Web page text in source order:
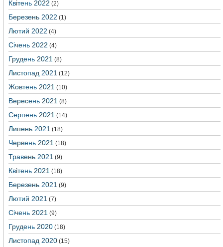
Квітень 2022 (2)
Березень 2022 (1)
Лютий 2022 (4)
Січень 2022 (4)
Грудень 2021 (8)
Листопад 2021 (12)
Жовтень 2021 (10)
Вересень 2021 (8)
Серпень 2021 (14)
Липень 2021 (18)
Червень 2021 (18)
Травень 2021 (9)
Квітень 2021 (18)
Березень 2021 (9)
Лютий 2021 (7)
Січень 2021 (9)
Грудень 2020 (18)
Листопад 2020 (15)